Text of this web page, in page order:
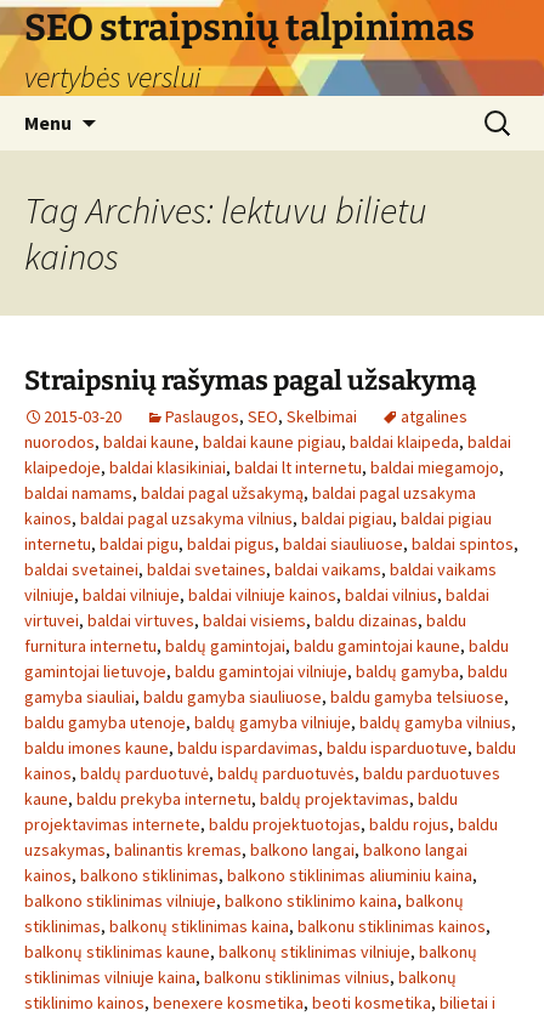
Skip
to
content
SEO straipsnių talpinimas
vertybės verslui
Menu
Search
for:
Tag Archives: lektuvu bilietu
kainos
Straipsnių rašymas pagal užsakymą
2015-03-20 Paslaugos, SEO, Skelbimai
atgalines
nuorodos, baldai kaune, baldai kaune pigiau, baldai klaipeda, baldai
klaipedoje, baldai klasikiniai, baldai lt internetu, baldai miegamojo,
baldai namams, baldai pagal užsakymą, baldai pagal uzsakyma
kainos, baldai pagal uzsakyma vilnius, baldai pigiau, baldai pigiau
internetu, baldai pigu, baldai pigus, baldai siauliuose, baldai spintos,
baldai svetainei, baldai svetaines, baldai vaikams, baldai vaikams
vilniuje, baldai vilniuje, baldai vilniuje kainos, baldai vilnius, baldai
virtuvei, baldai virtuves, baldai visiems, baldu dizainas, baldu
furnitura internetu, baldų gamintojai, baldu gamintojai kaune, baldu
gamintojai lietuvoje, baldu gamintojai vilniuje, baldų gamyba, baldu
gamyba siauliai, baldu gamyba siauliuose, baldu gamyba telsiuose,
baldu gamyba utenoje, baldų gamyba vilniuje, baldų gamyba vilnius,
baldu imones kaune, baldu ispardavimas, baldu isparduotuve, baldu
kainos, baldų parduotuvė, baldų parduotuvės, baldu parduotuves
kaune, baldu prekyba internetu, baldų projektavimas, baldu
projektavimas internete, baldu projektuotojas, baldu rojus, baldu
uzsakymas, balinantis kremas, balkono langai, balkono langai
kainos, balkono stiklinimas, balkono stiklinimas aliuminiu kaina,
balkono stiklinimas vilniuje, balkono stiklinimo kaina, balkonų
stiklinimas, balkonų stiklinimas kaina, balkonu stiklinimas kainos,
balkonų stiklinimas kaune, balkonų stiklinimas vilniuje, balkonų
stiklinimas vilniuje kaina, balkonu stiklinimas vilnius, balkonų
stiklinimo kainos, benexere kosmetika, beoti kosmetika, bilietai i